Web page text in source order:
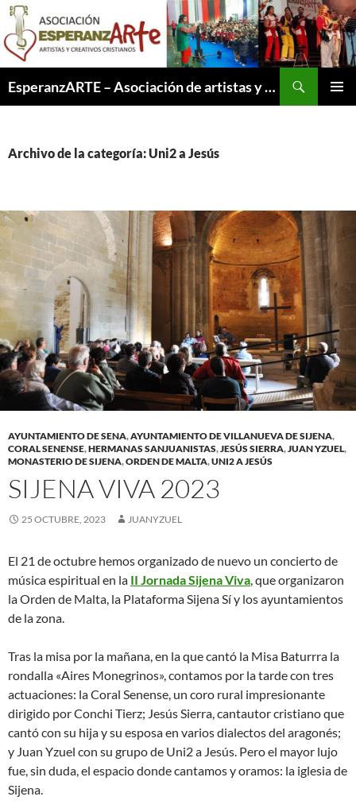
Saltar
contenido
EsperanzARTE – Asociación de artistas y creativos cristianos
Archivo de la categoría: Uni2 a Jesús
AYUNTAMIENTO DE SENA,AYUNTAMIENTO DE VILLANUEVA DE SIJENA,
CORAL SENENSE,HERMANAS SANJUANISTAS,JESÚS SIERRA,JUAN YZUEL,
MONASTERIO DE SIJENA,ORDEN DE MALTA,UNI2 A JESÚS
SIJENA VIVA 2023
25 OCTUBRE, 2023 JUANYZUEL
El 21 de octubre hemos organizado de nuevo un concierto de
música espiritual en la II Jornada Sijena Viva, que organizaron
la Orden de Malta, la Plataforma Sijena Sí y los ayuntamientos
de la zona.
Tras la misa por la mañana, en la que cantó la Misa Baturrra la
rondalla «Aires Monegrinos», contamos por la tarde con tres
actuaciones: la Coral Senense, un coro rural impresionante
dirigido por Conchi Tierz; Jesús Sierra, cantautor cristiano que
cantó con su hija y su esposa en varios dialectos del aragonés;
y Juan Yzuel con su grupo de Uni2 a Jesús. Pero el mayor lujo
fue, sin duda, el espacio donde cantamos y oramos: la iglesia de
Sijena.